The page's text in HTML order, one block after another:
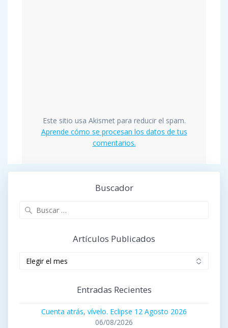
Este sitio usa Akismet para reducir el spam.
Aprende cómo se procesan los datos de tus
comentarios.
Buscador
Artículos Publicados
Entradas Recientes
Cuenta atrás, vívelo. Eclipse 12 Agosto 2026
06/08/2026